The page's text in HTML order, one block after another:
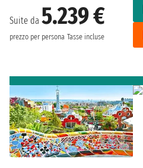
Suite da 5.239 €
prezzo per persona Tasse incluse